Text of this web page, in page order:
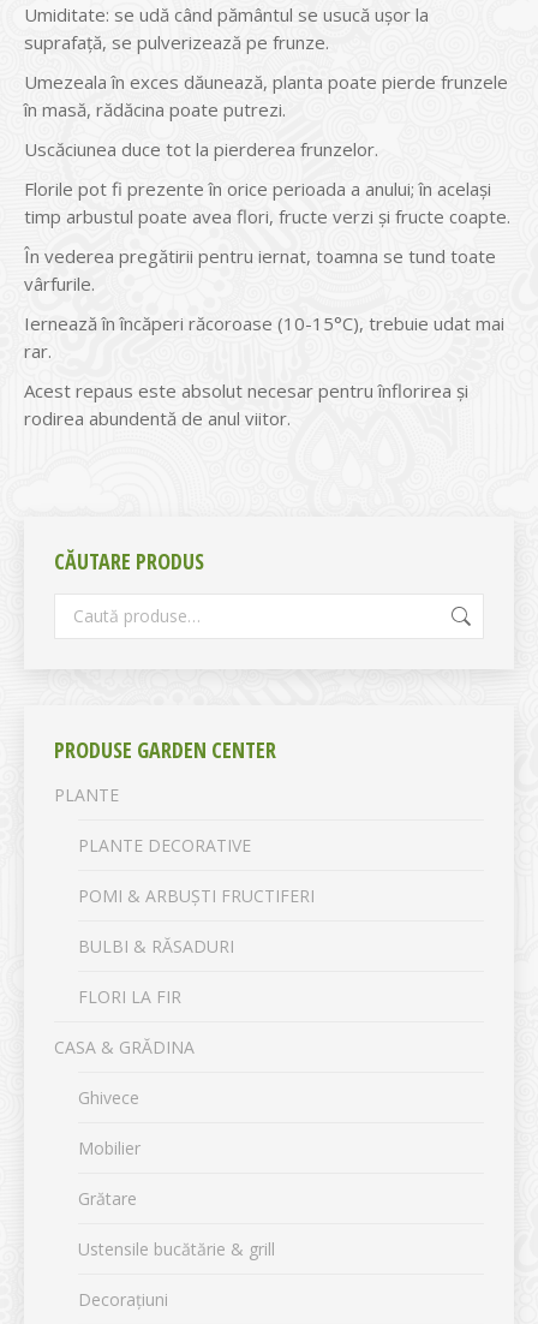
Umiditate: se udă când pământul se usucă uşor la
suprafaţă, se pulverizează pe frunze.
Umezeala în exces dăunează, planta poate pierde frunzele
în masă, rădăcina poate putrezi.
Uscăciunea duce tot la pierderea frunzelor.
Florile pot fi prezente în orice perioada a anului; în acelaşi
timp arbustul poate avea flori, fructe verzi şi fructe coapte.
În vederea pregătirii pentru iernat, toamna se tund toate
vârfurile.
Iernează în încăperi răcoroase (10-15°C), trebuie udat mai
rar.
Acest repaus este absolut necesar pentru înflorirea şi
rodirea abundentă de anul viitor.
CĂUTARE PRODUS
PRODUSE GARDEN CENTER
PLANTE
PLANTE DECORATIVE
POMI & ARBUȘTI FRUCTIFERI
BULBI & RĂSADURI
FLORI LA FIR
CASA & GRĂDINA
Ghivece
Mobilier
Grătare
Ustensile bucătărie & grill
Decorațiuni